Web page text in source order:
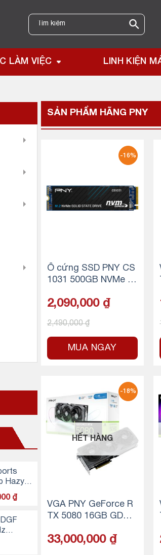
Tìm
kiếm:
LÀM VIỆC LINH KIỆN
Hazy
₫.
₫
tại
2,449,000 ₫.
SẢN PHẨM HÃNG PNY
-16%
Ổ cứng SSD PNY CS
1031 500GB NVMe M.
x4
2,090,000 ₫
2,490,000₫
MUA NGAY
-18%
HẾT HÀNG
VGA PNY GeForce R
TX 5080 16GB GDDR
33,000,000 ₫